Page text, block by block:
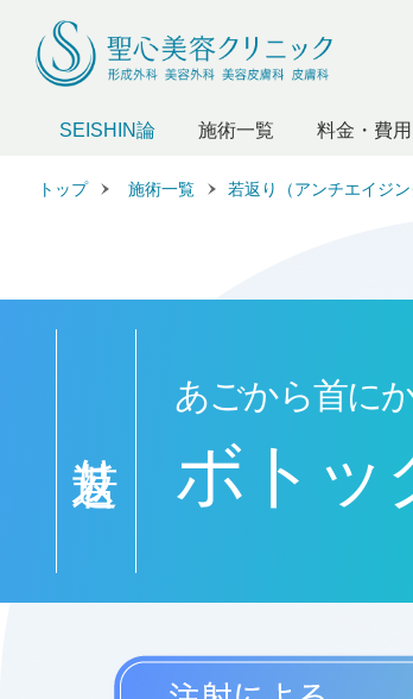
SEISHIN論 施術一覧 料金・費用
トップ 施術一覧 若返り（アンチエイジン
若返り
あごから首に
ボトッ